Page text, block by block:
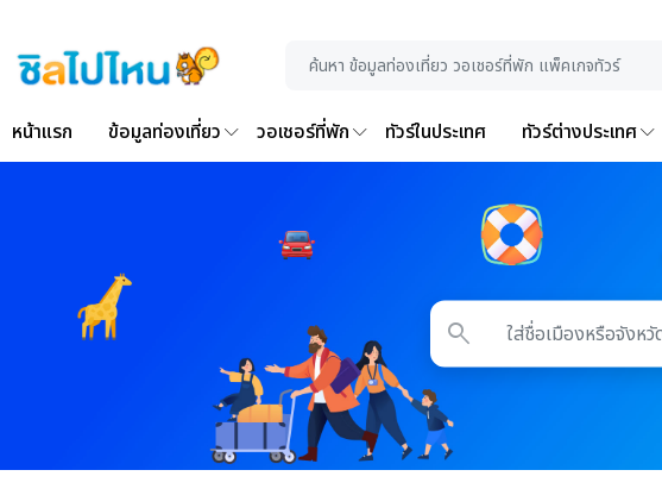
หน้าแรก ข้อมูลท่องเที่ยว วอเชอร์ที่พัก ทัวร์ในประเทศ ทัวร์ต่างประเทศ
search